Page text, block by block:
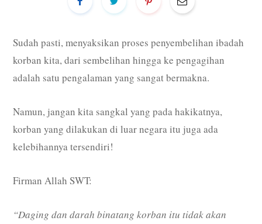
Sudah pasti, menyaksikan proses penyembelihan ibadah
korban kita, dari sembelihan hingga ke pengagihan
adalah satu pengalaman yang sangat bermakna.
Namun, jangan kita sangkal yang pada hakikatnya,
korban yang dilakukan di luar negara itu juga ada
kelebihannya tersendiri!
Firman Allah SWT:
“Daging dan darah binatang korban itu tidak akan